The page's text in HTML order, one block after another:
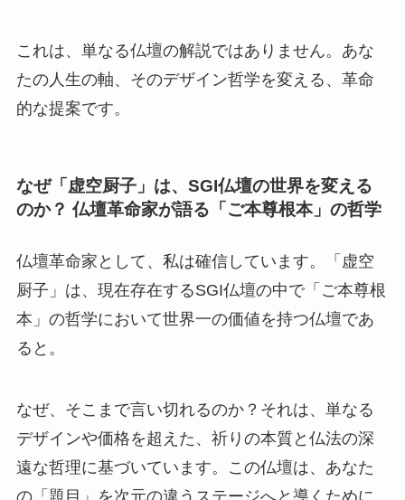
これは、単なる仏壇の解説ではありません。あな
たの人生の軸、そのデザイン哲学を変える、革命
的な提案です。
なぜ「虚空厨子」は、SGI仏壇の世界を変える
のか？ 仏壇革命家が語る「ご本尊根本」の哲学
仏壇革命家として、私は確信しています。「虚空
厨子」は、現在存在するSGI仏壇の中で「ご本尊根
本」の哲学において世界一の価値を持つ仏壇であ
ると。
なぜ、そこまで言い切れるのか？それは、単なる
デザインや価格を超えた、祈りの本質と仏法の深
遠な哲理に基づいています。この仏壇は、あなた
の「題目」を次元の違うステージへと導くために